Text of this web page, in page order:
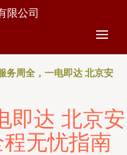
限公司
务周全，一电即达 北京安
即达 北京安
无忧指南